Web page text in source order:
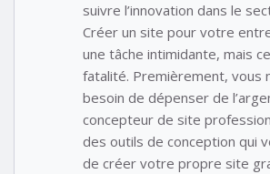
suivre l’innovation dans le
Créer un site pour votre
une tâche intimidante, mais
fatalité. Premièrement, vous
besoin de dépenser de
concepteur de site
des outils de conception qui
de créer votre propre site